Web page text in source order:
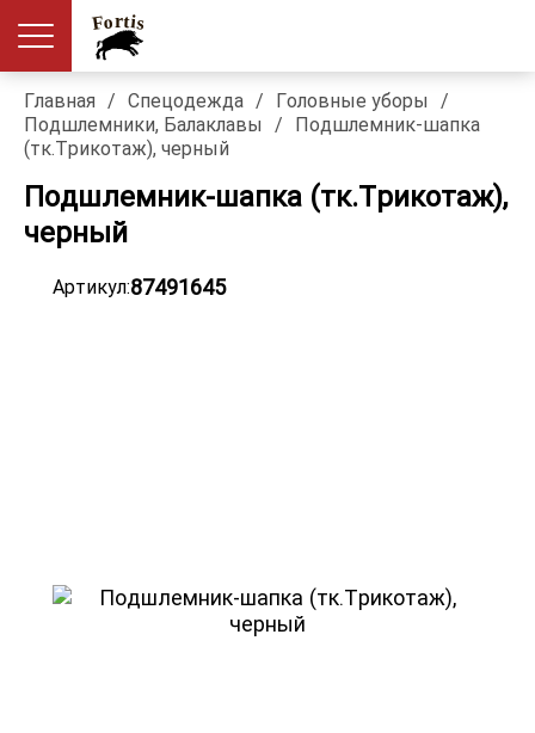
Главная / Спецодежда / Головные уборы
/
Подшлемники, Балаклавы
/
Подшлемник-шапка
(тк.Трикотаж), черный
Подшлемник-шапка (тк.Трикотаж),
черный
Артикул:87491645